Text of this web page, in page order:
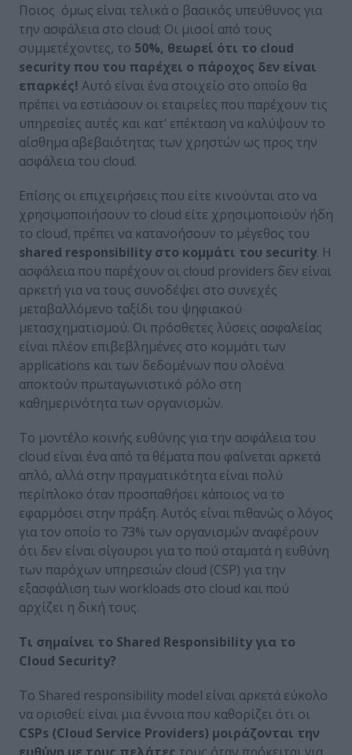
Ποιος όμως είναι τελικά ο βασικός υπεύθυνος για
την ασφάλεια στο cloud; Οι μισοί από τους
συμμετέχοντες, το 50%, θεωρεί ότι το cloud
security που του παρέχει ο πάροχος δεν είναι
επαρκές! Αυτό είναι ένα στοιχείο στο οποίο θα
πρέπει να εστιάσουν οι εταιρείες που παρέχουν τις
υπηρεσίες αυτές και κατ’ επέκταση να καλύψουν το
αίσθημα αβεβαιότητας των χρηστών ως προς την
ασφάλεια του cloud.
Επίσης οι επιχειρήσεις που είτε κινούνται στο να
χρησιμοποιήσουν το cloud είτε χρησιμοποιούν ήδη
το cloud, πρέπει να κατανοήσουν το μέγεθος του
shared responsibility στο κομμάτι του security. Η
ασφάλεια που παρέχουν οι cloud providers δεν είναι
αρκετή για να τους συνοδέψει στο συνεχές
μεταβαλλόμενο ταξίδι του ψηφιακού
μετασχηματισμού. Οι πρόσθετες λύσεις ασφαλείας
είναι πλέον επιβεβλημένες στο κομμάτι των
applications και των δεδομένων που ολοένα
αποκτούν πρωταγωνιστικό ρόλο στη
καθημερινότητα των οργανισμών.
Το μοντέλο κοινής ευθύνης για την ασφάλεια του
cloud είναι ένα από τα θέματα που φαίνεται αρκετά
απλό, αλλά στην πραγματικότητα είναι πολύ
περίπλοκο όταν προσπαθήσει κάποιος να το
εφαρμόσει στην πράξη. Αυτός είναι πιθανώς ο λόγος
για τον οποίο το 73% των οργανισμών αναφέρουν
ότι δεν είναι σίγουροι για το πού σταματά η ευθύνη
των παρόχων υπηρεσιών cloud (CSP) για την
εξασφάλιση των workloads στο cloud και πού
αρχίζει η δική τους.
Τι σημαίνει το Shared Responsibility για το
Cloud Security?
Το Shared responsibility model είναι αρκετά εύκολο
να ορισθεί: είναι μια έννοια που καθορίζει ότι οι
CSPs (Cloud Service Providers) μοιράζονται την